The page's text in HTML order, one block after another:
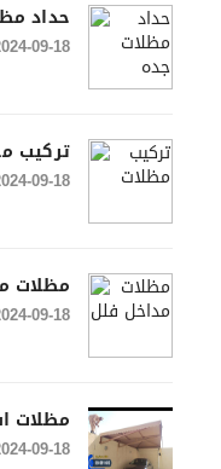
حداد
09-18
تركيب
09-18
مظلات
09-18
مظلات
09-18